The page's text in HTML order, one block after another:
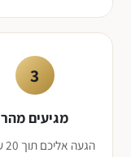
3
מגיעים מהר